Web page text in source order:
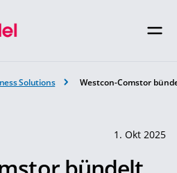
Solutions Westcon-Comstor
1. Okt 2025